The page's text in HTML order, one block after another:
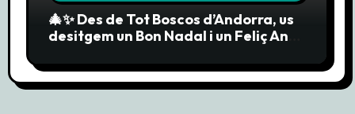
🎄✨ Des de Tot Boscos d’Andorra, us
desitgem un Bon Nadal i un Feliç Any